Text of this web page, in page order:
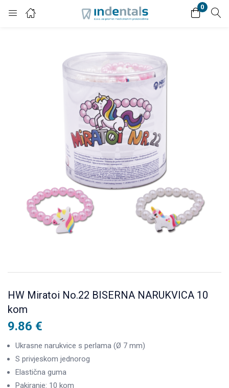
0
Login
Enter your username and password to login.
HW Miratoi No.22 BISERNA NARUKVICA 10
kom
9.86 €
Ukrasne narukvice s perlama (Ø 7 mm)
S privjeskom jednorog
Elastična guma
Pakiranje: 10 kom